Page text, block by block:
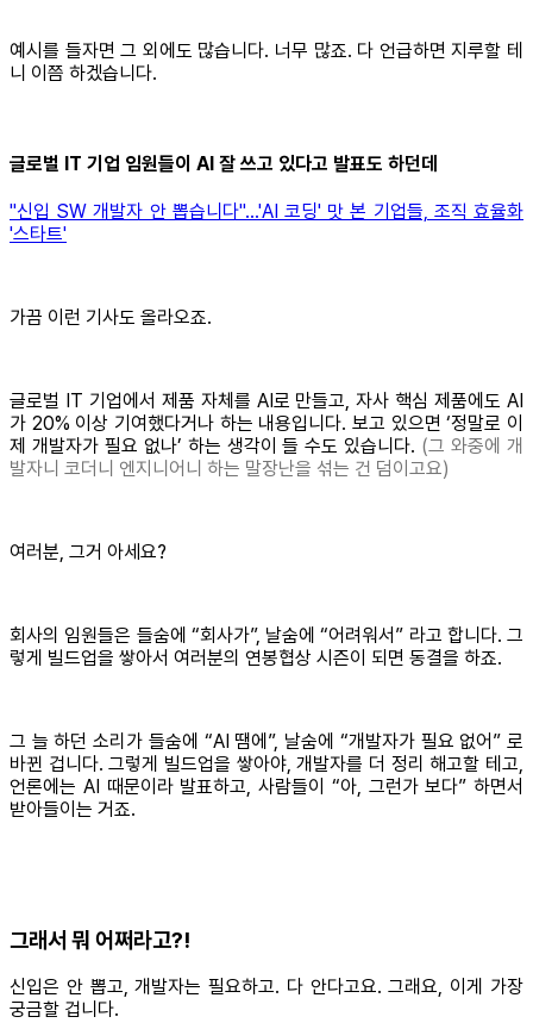
예시를 들자면 그 외에도 많습니다. 너무 많죠. 다 언급하면 지루할 테
니 이쯤 하겠습니다.
글로벌 IT 기업 임원들이 AI 잘 쓰고 있다고 발표도 하던데
"신입 SW 개발자 안 뽑습니다"…'AI 코딩' 맛 본 기업들, 조직 효율화
'스타트'
가끔 이런 기사도 올라오죠.
글로벌 IT 기업에서 제품 자체를 AI로 만들고, 자사 핵심 제품에도 AI
가 20% 이상 기여했다거나 하는 내용입니다. 보고 있으면 ‘정말로 이
제 개발자가 필요 없나’ 하는 생각이 들 수도 있습니다. (그 와중에 개
발자니 코더니 엔지니어니 하는 말장난을 섞는 건 덤이고요)
여러분, 그거 아세요?
회사의 임원들은 들숨에 “회사가”, 날숨에 “어려워서” 라고 합니다. 그
렇게 빌드업을 쌓아서 여러분의 연봉협상 시즌이 되면 동결을 하죠.
그 늘 하던 소리가 들숨에 “AI 땜에”, 날숨에 “개발자가 필요 없어” 로
바뀐 겁니다. 그렇게 빌드업을 쌓아야, 개발자를 더 정리 해고할 테고,
언론에는 AI 때문이라 발표하고, 사람들이 “아, 그런가 보다” 하면서
받아들이는 거죠.
그래서 뭐 어쩌라고?!
신입은 안 뽑고, 개발자는 필요하고. 다 안다고요. 그래요, 이게 가장
궁금할 겁니다.